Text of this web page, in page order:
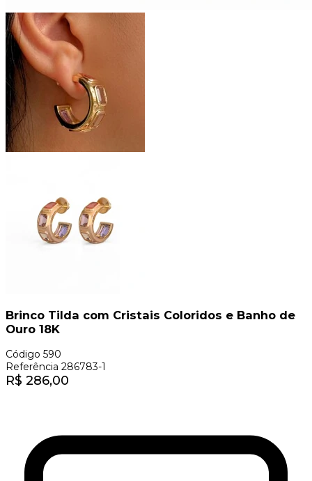
Brinco Tilda com Cristais Coloridos e Banho de
Ouro 18K
Código 590
Referência 286783-1
R$ 286,00